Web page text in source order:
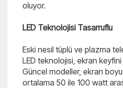
oluyor.
LED Teknolojisi Tasarruflu
Eski nesil tüplü ve plazma
LED teknolojisi, ekran
Güncel modeller, ekran
ortalama 50 ile 100 watt